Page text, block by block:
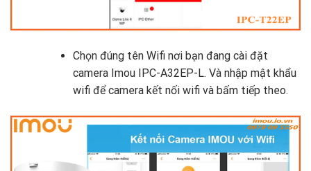
Chọn đúng tên Wifi nơi bạn đang cài đặt
camera Imou IPC-A32EP-L. Và nhập mật khẩu
wifi để camera kết nối wifi và bấm tiếp theo.